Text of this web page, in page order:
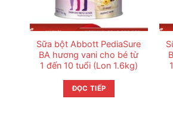
Sữa bột Abbott PediaSure
BA hương vani cho bé từ
1 đến 10 tuổi (Lon 1.6kg)
ĐỌC TIẾP